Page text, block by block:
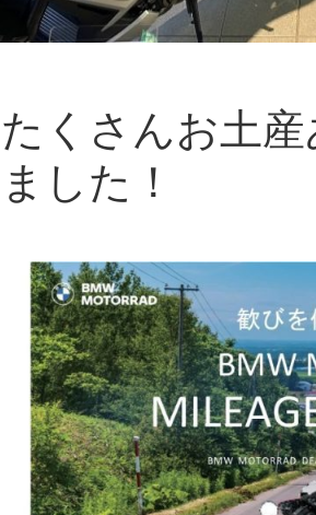
たくさんお土
ました！